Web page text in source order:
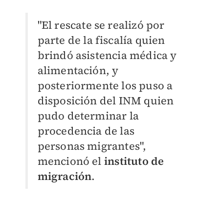
"El rescate se realizó por
parte de la fiscalía quien
brindó asistencia médica y
alimentación, y
posteriormente los puso a
disposición del INM quien
pudo determinar la
procedencia de las
personas migrantes",
mencionó el instituto de
migración.